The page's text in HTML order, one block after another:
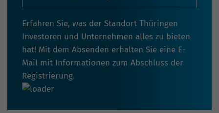
Erfahren Sie, was der Standort Thüringen
Investoren und Unternehmen alles zu bieten
hat! Mit dem Absenden erhalten Sie eine E-
Mail mit Informationen zum Abschluss der
Registrierung.